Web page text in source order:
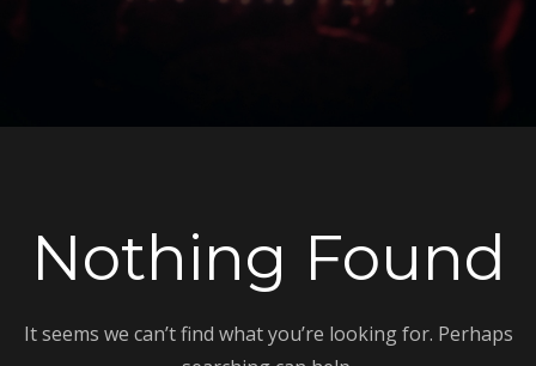
Nothing Found
It seems we can’t find what you’re looking for. Perhaps